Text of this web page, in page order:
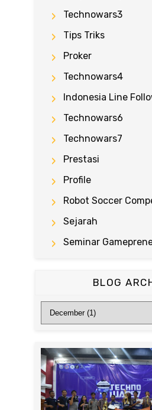
Technowars3
Tips Triks
Proker
Technowars4
Indonesia Line
Technowars6
Technowars7
Prestasi
Profile
Robot Soccer
Sejarah
Seminar
BLOG